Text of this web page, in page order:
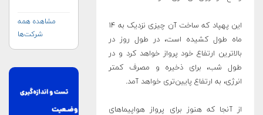
این پهپاد که ساخت آن چیزی نزدیک به ۱۴
ماه طول کشیده است، در طول روز در
بالاترین ارتفاع خود پرواز خواهد کرد و در
طول شب،‌ برای ذخیره و مصرف کمتر
انرژی،‌ به ارتفاع پایین‌تری خواهد آمد.
از آنجا که هنوز برای پرواز هواپیماهای
مشاهده همه
شرکت‌ها